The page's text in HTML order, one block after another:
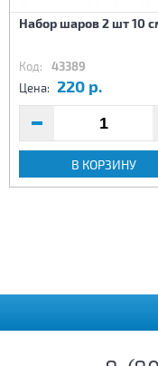
Набор шаров 2 шт 10
Код: 43389
Цена: 220 р.
В КОРЗИНУ